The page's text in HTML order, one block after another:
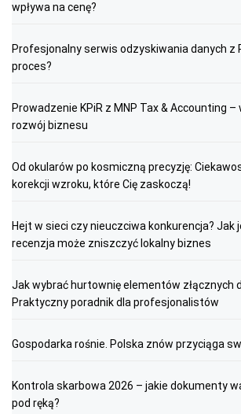
wpływa na cenę?
Profesjonalny serwis odzyskiwania danych z
proces?
Prowadzenie KPiR z MNP Tax & Accounting –
rozwój biznesu
Od okularów po kosmiczną precyzję:
korekcji wzroku, które Cię zaskoczą!
Hejt w sieci czy nieuczciwa konkurencja? Jak
recenzja może zniszczyć lokalny biznes
Jak wybrać hurtownię elementów złącznych
Praktyczny poradnik dla profesjonalistów
Gospodarka rośnie. Polska znów przyciąga
Kontrola skarbowa 2026 – jakie dokumenty
pod ręką?